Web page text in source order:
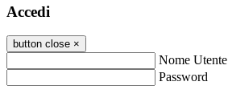
Accedi
button close ×
Nome Utente
Password